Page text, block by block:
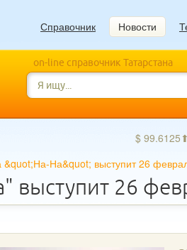
Справочник Новости
on-line справочник Татарстана
$
&quot;На-На&quot; выступит 26
выступит 26